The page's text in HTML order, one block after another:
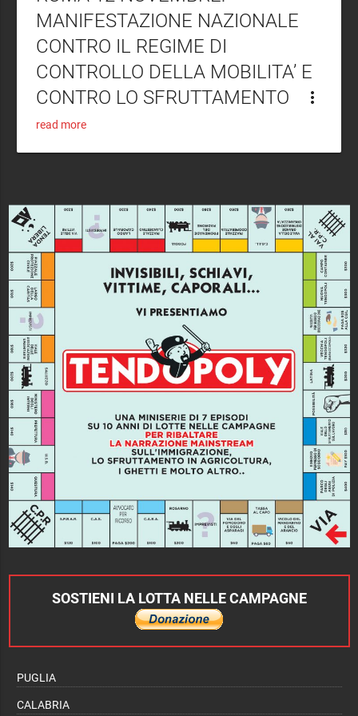
MANIFESTAZIONE NAZIONALE
CONTRO IL REGIME DI
CONTROLLO DELLA MOBILITA’ E
CONTRO LO SFRUTTAMENTO
more_vert
read more
SOSTIENI LA LOTTA NELLE CAMPAGNE
PUGLIA
CALABRIA